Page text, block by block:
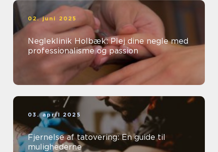
02. juni 2025
Negleklinik Holbæk: Plej dine negle med
professionalisme og passion
03. april 2025
Fjernelse af tatovering: En guide til
mulighederne